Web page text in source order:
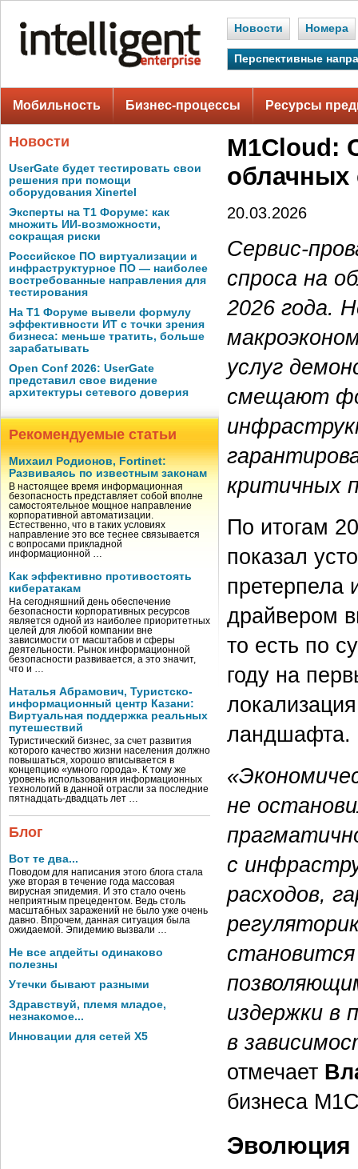
Новости Номера
Перспективные
Мобильность Бизнес-процессы Ресурсы
Новости
UserGate будет тестировать свои
решения при помощи
оборудования Xinertel
Эксперты на Т1 Форуме: как
множить ИИ-возможности,
сокращая риски
Российское ПО виртуализации и
инфраструктурное ПО — наиболее
востребованные направления для
тестирования
На Т1 Форуме вывели формулу
эффективности ИТ с точки зрения
бизнеса: меньше тратить, больше
зарабатывать
Open Conf 2026: UserGate
представил свое видение
архитектуры сетевого доверия
Рекомендуемые статьи
Михаил Родионов, Fortinet:
Развиваясь по известным законам
В настоящее время информационная
безопасность представляет собой вполне
самостоятельное мощное направление
корпоративной автоматизации.
Естественно, что в таких условиях
направление это все теснее связывается
с вопросами прикладной
информационной …
Как эффективно противостоять
кибератакам
На сегодняшний день обеспечение
безопасности корпоративных ресурсов
является одной из наиболее приоритетных
целей для любой компании вне
зависимости от масштабов и сферы
деятельности. Рынок информационной
безопасности развивается, а это значит,
что и …
Наталья Абрамович, Туристско-
информационный центр Казани:
Виртуальная поддержка реальных
путешествий
Туристический бизнес, за счет развития
которого качество жизни населения должно
повышаться, хорошо вписывается в
концепцию «умного города». К тому же
уровень использования информационных
технологий в данной отрасли за последние
пятнадцать-двадцать лет …
Блог
Вот те два...
Поводом для написания этого блога стала
уже вторая в течение года массовая
вирусная эпидемия. И это стало очень
неприятным прецедентом. Ведь столь
масштабных заражений не было уже очень
давно. Впрочем, данная ситуация была
ожидаемой. Эпидемию вызвали …
Не все апдейты одинаково
полезны
Утечки бывают разными
Здравствуй, племя младое,
незнакомое...
Инновации для сетей X5
M1Cloud:
облачных
20.03.2026
Сервис-
спроса на
2026 года.
услуг
смещают
критичных
По итогам
показал
претерпела
драйвером
то есть по
году на
ландшафта.
не
с
расходов,
издержки в
в
отмечает
бизнеса
Эволюция